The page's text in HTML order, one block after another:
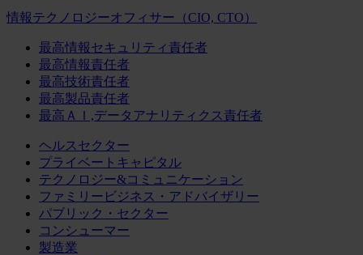
情報テクノロジーオフィサー（CIO, CTO）
最高情報セキュリティ責任者
最高情報責任者
最高技術責任者
最高製品責任者
最高ＡＩ,データアナリティクス責任者
ヘルスセクター
プライベートキャピタル
テクノロジー&コミュニケーション
ファミリービジネス・アドバイザリー
パブリック・セクター
コンシューマー
製造業